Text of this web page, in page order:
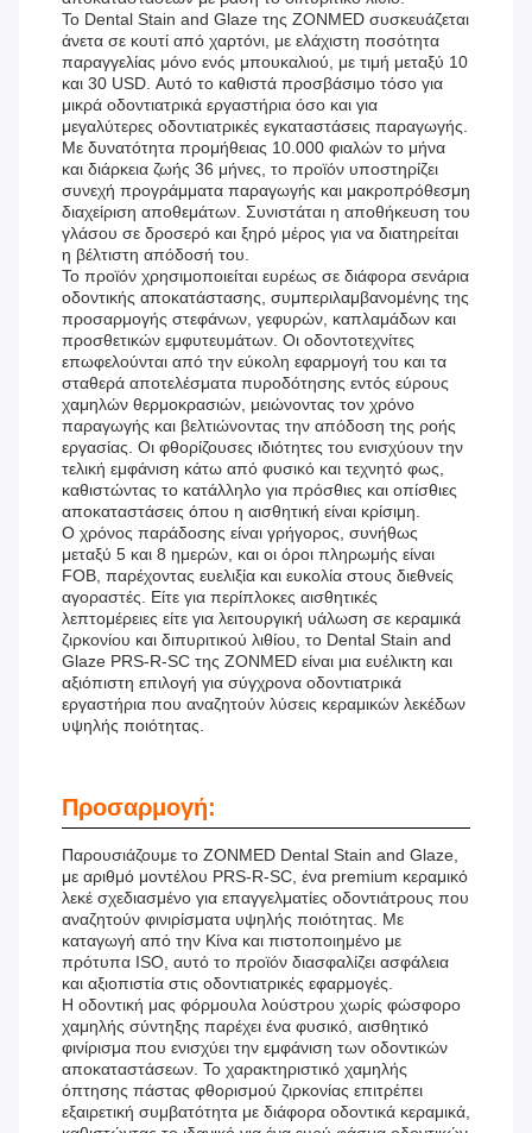
Το Dental Stain and Glaze της ZONMED συσκευάζεται
άνετα σε κουτί από χαρτόνι, με ελάχιστη ποσότητα
παραγγελίας μόνο ενός μπουκαλιού, με τιμή μεταξύ 10
και 30 USD. Αυτό το καθιστά προσβάσιμο τόσο για
μικρά οδοντιατρικά εργαστήρια όσο και για
μεγαλύτερες οδοντιατρικές εγκαταστάσεις παραγωγής.
Με δυνατότητα προμήθειας 10.000 φιαλών το μήνα
και διάρκεια ζωής 36 μήνες, το προϊόν υποστηρίζει
συνεχή προγράμματα παραγωγής και μακροπρόθεσμη
διαχείριση αποθεμάτων. Συνιστάται η αποθήκευση του
γλάσου σε δροσερό και ξηρό μέρος για να διατηρείται
η βέλτιστη απόδοσή του.
Το προϊόν χρησιμοποιείται ευρέως σε διάφορα σενάρια
οδοντικής αποκατάστασης, συμπεριλαμβανομένης της
προσαρμογής στεφάνων, γεφυρών, καπλαμάδων και
προσθετικών εμφυτευμάτων. Οι οδοντοτεχνίτες
επωφελούνται από την εύκολη εφαρμογή του και τα
σταθερά αποτελέσματα πυροδότησης εντός εύρους
χαμηλών θερμοκρασιών, μειώνοντας τον χρόνο
παραγωγής και βελτιώνοντας την απόδοση της ροής
εργασίας. Οι φθορίζουσες ιδιότητες του ενισχύουν την
τελική εμφάνιση κάτω από φυσικό και τεχνητό φως,
καθιστώντας το κατάλληλο για πρόσθιες και οπίσθιες
αποκαταστάσεις όπου η αισθητική είναι κρίσιμη.
Ο χρόνος παράδοσης είναι γρήγορος, συνήθως
μεταξύ 5 και 8 ημερών, και οι όροι πληρωμής είναι
FOB, παρέχοντας ευελιξία και ευκολία στους διεθνείς
αγοραστές. Είτε για περίπλοκες αισθητικές
λεπτομέρειες είτε για λειτουργική υάλωση σε κεραμικά
ζιρκονίου και διπυριτικού λιθίου, το Dental Stain and
Glaze PRS-R-SC της ZONMED είναι μια ευέλικτη και
αξιόπιστη επιλογή για σύγχρονα οδοντιατρικά
εργαστήρια που αναζητούν λύσεις κεραμικών λεκέδων
υψηλής ποιότητας.
Προσαρμογή:
Παρουσιάζουμε το ZONMED Dental Stain and Glaze,
με αριθμό μοντέλου PRS-R-SC, ένα premium κεραμικό
λεκέ σχεδιασμένο για επαγγελματίες οδοντιάτρους που
αναζητούν φινιρίσματα υψηλής ποιότητας. Με
καταγωγή από την Κίνα και πιστοποιημένο με
πρότυπα ISO, αυτό το προϊόν διασφαλίζει ασφάλεια
και αξιοπιστία στις οδοντιατρικές εφαρμογές.
Η οδοντική μας φόρμουλα λούστρου χωρίς φώσφορο
χαμηλής σύντηξης παρέχει ένα φυσικό, αισθητικό
φινίρισμα που ενισχύει την εμφάνιση των οδοντικών
αποκαταστάσεων. Το χαρακτηριστικό χαμηλής
όπτησης πάστας φθορισμού ζιρκονίας επιτρέπει
εξαιρετική συμβατότητα με διάφορα οδοντικά κεραμικά,